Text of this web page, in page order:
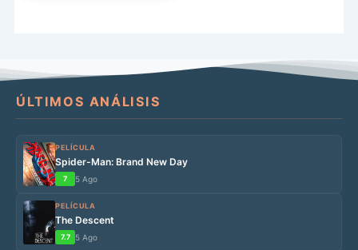
ÚLTIMOS ANÁLISIS
PELÍCULA
Spider-Man: Brand New Day
7 5 Ago
PELÍCULA
The Descent
7.7 5 Ago